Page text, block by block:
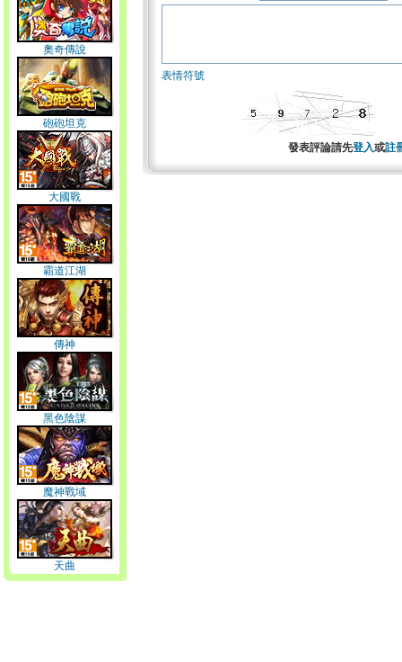
奧奇傳說
砲砲坦克
大國戰
霸道江湖
傳神
黑色陰謀
魔神戰域
天曲
表情符號
發表評論請先登入或註